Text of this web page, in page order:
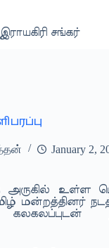
சங்கர்
January 2,
அருகில்
மன்றத்தினர்